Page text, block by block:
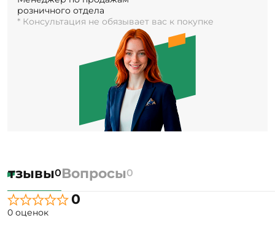
розничного отдела
* Консультация не обязывает вас к покупке
0Вопросы0
0
0 оценок